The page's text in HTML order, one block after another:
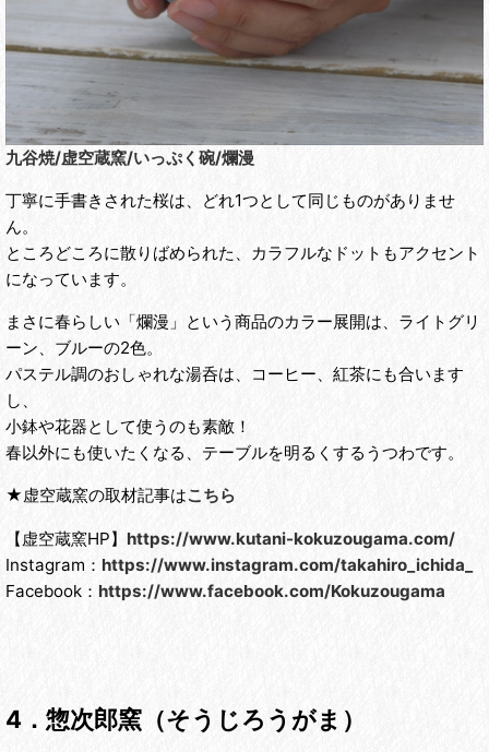
九谷焼/虚空蔵窯/いっぷく碗/爛漫
丁寧に手書きされた桜は、どれ1つとして同じものがありませ
ん。
ところどころに散りばめられた、カラフルなドットもアクセント
になっています。
まさに春らしい「爛漫」という商品のカラー展開は、ライトグリ
ーン、ブルーの2色。
パステル調のおしゃれな湯呑は、コーヒー、紅茶にも合います
し、
小鉢や花器として使うのも素敵！
春以外にも使いたくなる、テーブルを明るくするうつわです。
★虚空蔵窯の取材記事はこちら
【虚空蔵窯HP】 https://www.kutani-kokuzougama.com/
Instagram： https://www.instagram.com/takahiro_ichida_
Facebook： https://www.facebook.com/Kokuzougama
4．惣次郎窯（そうじろうがま）